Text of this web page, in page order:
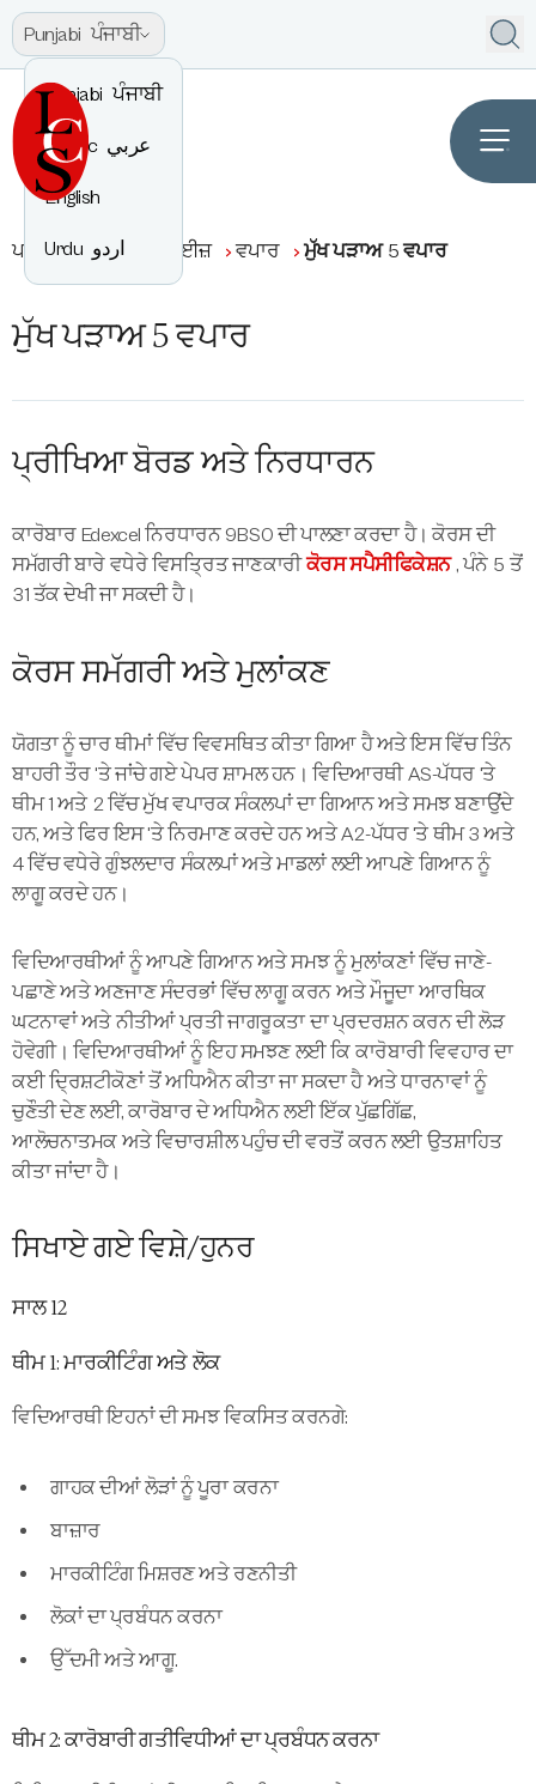
Punjabi ਪੰਜਾਬੀ
Punjabi ਪੰਜਾਬੀ
Arabic عربي
English
Urdu اردو ਪਾਠਕ੍ਰਮ ਐਂਟਰਪ੍ਰਾਈਜ਼ ਵਪਾਰ ਮੁੱਖ ਪੜਾਅ 5 ਵਪਾਰ
ਮੁੱਖ ਪੜਾਅ 5 ਵਪਾਰ
ਪ੍ਰੀਖਿਆ ਬੋਰਡ ਅਤੇ ਨਿਰਧਾਰਨ
ਕਾਰੋਬਾਰ Edexcel ਨਿਰਧਾਰਨ 9BS0 ਦੀ ਪਾਲਣਾ ਕਰਦਾ ਹੈ। ਕੋਰਸ ਦੀ
ਸਮੱਗਰੀ ਬਾਰੇ ਵਧੇਰੇ ਵਿਸਤ੍ਰਿਤ ਜਾਣਕਾਰੀਕੋਰਸ ਸਪੈਸੀਫਿਕੇਸ਼ਨ, ਪੰਨੇ 5 ਤੋਂ
31 ਤੱਕ ਦੇਖੀ ਜਾ ਸਕਦੀ ਹੈ।
ਕੋਰਸ ਸਮੱਗਰੀ ਅਤੇ ਮੁਲਾਂਕਣ
ਯੋਗਤਾ ਨੂੰ ਚਾਰ ਥੀਮਾਂ ਵਿੱਚ ਵਿਵਸਥਿਤ ਕੀਤਾ ਗਿਆ ਹੈ ਅਤੇ ਇਸ ਵਿੱਚ ਤਿੰਨ
ਬਾਹਰੀ ਤੌਰ 'ਤੇ ਜਾਂਚੇ ਗਏ ਪੇਪਰ ਸ਼ਾਮਲ ਹਨ। ਵਿਦਿਆਰਥੀ AS-ਪੱਧਰ 'ਤੇ
ਥੀਮ 1 ਅਤੇ 2 ਵਿੱਚ ਮੁੱਖ ਵਪਾਰਕ ਸੰਕਲਪਾਂ ਦਾ ਗਿਆਨ ਅਤੇ ਸਮਝ ਬਣਾਉਂਦੇ
ਹਨ, ਅਤੇ ਫਿਰ ਇਸ 'ਤੇ ਨਿਰਮਾਣ ਕਰਦੇ ਹਨ ਅਤੇ A2-ਪੱਧਰ 'ਤੇ ਥੀਮ 3 ਅਤੇ
4 ਵਿੱਚ ਵਧੇਰੇ ਗੁੰਝਲਦਾਰ ਸੰਕਲਪਾਂ ਅਤੇ ਮਾਡਲਾਂ ਲਈ ਆਪਣੇ ਗਿਆਨ ਨੂੰ
ਲਾਗੂ ਕਰਦੇ ਹਨ।
ਵਿਦਿਆਰਥੀਆਂ ਨੂੰ ਆਪਣੇ ਗਿਆਨ ਅਤੇ ਸਮਝ ਨੂੰ ਮੁਲਾਂਕਣਾਂ ਵਿੱਚ ਜਾਣੇ-
ਪਛਾਣੇ ਅਤੇ ਅਣਜਾਣ ਸੰਦਰਭਾਂ ਵਿੱਚ ਲਾਗੂ ਕਰਨ ਅਤੇ ਮੌਜੂਦਾ ਆਰਥਿਕ
ਘਟਨਾਵਾਂ ਅਤੇ ਨੀਤੀਆਂ ਪ੍ਰਤੀ ਜਾਗਰੂਕਤਾ ਦਾ ਪ੍ਰਦਰਸ਼ਨ ਕਰਨ ਦੀ ਲੋੜ
ਹੋਵੇਗੀ। ਵਿਦਿਆਰਥੀਆਂ ਨੂੰ ਇਹ ਸਮਝਣ ਲਈ ਕਿ ਕਾਰੋਬਾਰੀ ਵਿਵਹਾਰ ਦਾ
ਕਈ ਦ੍ਰਿਸ਼ਟੀਕੋਣਾਂ ਤੋਂ ਅਧਿਐਨ ਕੀਤਾ ਜਾ ਸਕਦਾ ਹੈ ਅਤੇ ਧਾਰਨਾਵਾਂ ਨੂੰ
ਚੁਣੌਤੀ ਦੇਣ ਲਈ, ਕਾਰੋਬਾਰ ਦੇ ਅਧਿਐਨ ਲਈ ਇੱਕ ਪੁੱਛਗਿੱਛ,
ਆਲੋਚਨਾਤਮਕ ਅਤੇ ਵਿਚਾਰਸ਼ੀਲ ਪਹੁੰਚ ਦੀ ਵਰਤੋਂ ਕਰਨ ਲਈ ਉਤਸ਼ਾਹਿਤ
ਕੀਤਾ ਜਾਂਦਾ ਹੈ।
ਸਿਖਾਏ ਗਏ ਵਿਸ਼ੇ/ਹੁਨਰ
ਸਾਲ 12
ਥੀਮ 1: ਮਾਰਕੀਟਿੰਗ ਅਤੇ ਲੋਕ
ਵਿਦਿਆਰਥੀ ਇਹਨਾਂ ਦੀ ਸਮਝ ਵਿਕਸਿਤ ਕਰਨਗੇ:
ਗਾਹਕ ਦੀਆਂ ਲੋੜਾਂ ਨੂੰ ਪੂਰਾ ਕਰਨਾ
ਬਾਜ਼ਾਰ
ਮਾਰਕੀਟਿੰਗ ਮਿਸ਼ਰਣ ਅਤੇ ਰਣਨੀਤੀ
ਲੋਕਾਂ ਦਾ ਪ੍ਰਬੰਧਨ ਕਰਨਾ
ਉੱਦਮੀ ਅਤੇ ਆਗੂ.
ਥੀਮ 2: ਕਾਰੋਬਾਰੀ ਗਤੀਵਿਧੀਆਂ ਦਾ ਪ੍ਰਬੰਧਨ ਕਰਨਾ